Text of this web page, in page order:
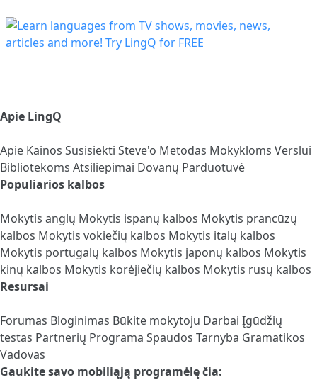
Apie LingQ
Apie Kainos Susisiekti Steve'o Metodas Mokykloms Verslui
Bibliotekoms Atsiliepimai Dovanų Parduotuvė
Populiarios kalbos
Mokytis anglų Mokytis ispanų kalbos Mokytis prancūzų
kalbos Mokytis vokiečių kalbos Mokytis italų kalbos
Mokytis portugalų kalbos Mokytis japonų kalbos Mokytis
kinų kalbos Mokytis korėjiečių kalbos Mokytis rusų kalbos
Resursai
Forumas Bloginimas Būkite mokytoju Darbai Įgūdžių
testas Partnerių Programa Spaudos Tarnyba Gramatikos
Vadovas
Gaukite savo mobiliąją programėlę čia: